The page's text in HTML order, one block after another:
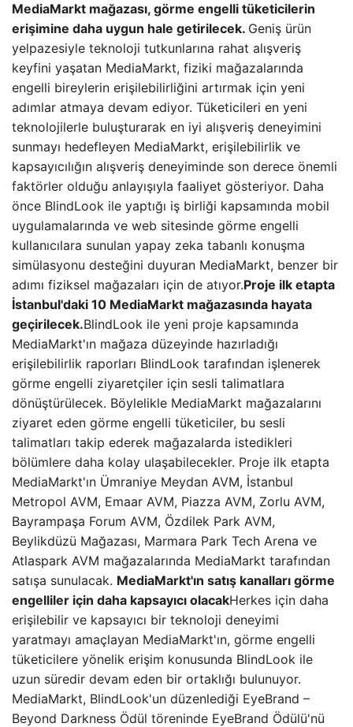
MediaMarkt mağazası, görme engelli tüketicilerin
erişimine daha uygun hale getirilecek. Geniş ürün
yelpazesiyle teknoloji tutkunlarına rahat alışveriş
keyfini yaşatan MediaMarkt, fiziki mağazalarında
engelli bireylerin erişilebilirliğini artırmak için yeni
adımlar atmaya devam ediyor. Tüketicileri en yeni
teknolojilerle buluşturarak en iyi alışveriş deneyimini
sunmayı hedefleyen MediaMarkt, erişilebilirlik ve
kapsayıcılığın alışveriş deneyiminde son derece önemli
faktörler olduğu anlayışıyla faaliyet gösteriyor. Daha
önce BlindLook ile yaptığı iş birliği kapsamında mobil
uygulamalarında ve web sitesinde görme engelli
kullanıcılara sunulan yapay zeka tabanlı konuşma
simülasyonu desteğini duyuran MediaMarkt, benzer bir
adımı fiziksel mağazaları için de atıyor.Proje ilk etapta
İstanbul'daki 10 MediaMarkt mağazasında hayata
geçirilecek.BlindLook ile yeni proje kapsamında
MediaMarkt'ın mağaza düzeyinde hazırladığı
erişilebilirlik raporları BlindLook tarafından işlenerek
görme engelli ziyaretçiler için sesli talimatlara
dönüştürülecek. Böylelikle MediaMarkt mağazalarını
ziyaret eden görme engelli tüketiciler, bu sesli
talimatları takip ederek mağazalarda istedikleri
bölümlere daha kolay ulaşabilecekler. Proje ilk etapta
MediaMarkt'ın Ümraniye Meydan AVM, İstanbul
Metropol AVM, Emaar AVM, Piazza AVM, Zorlu AVM,
Bayrampaşa Forum AVM, Özdilek Park AVM,
Beylikdüzü Mağazası, Marmara Park Tech Arena ve
Atlaspark AVM mağazalarında MediaMarkt tarafından
satışa sunulacak. MediaMarkt'ın satış kanalları görme
engelliler için daha kapsayıcı olacakHerkes için daha
erişilebilir ve kapsayıcı bir teknoloji deneyimi
yaratmayı amaçlayan MediaMarkt'ın, görme engelli
tüketicilere yönelik erişim konusunda BlindLook ile
uzun süredir devam eden bir ortaklığı bulunuyor.
MediaMarkt, BlindLook'un düzenlediği EyeBrand –
Beyond Darkness Ödül töreninde EyeBrand Ödülü'nü